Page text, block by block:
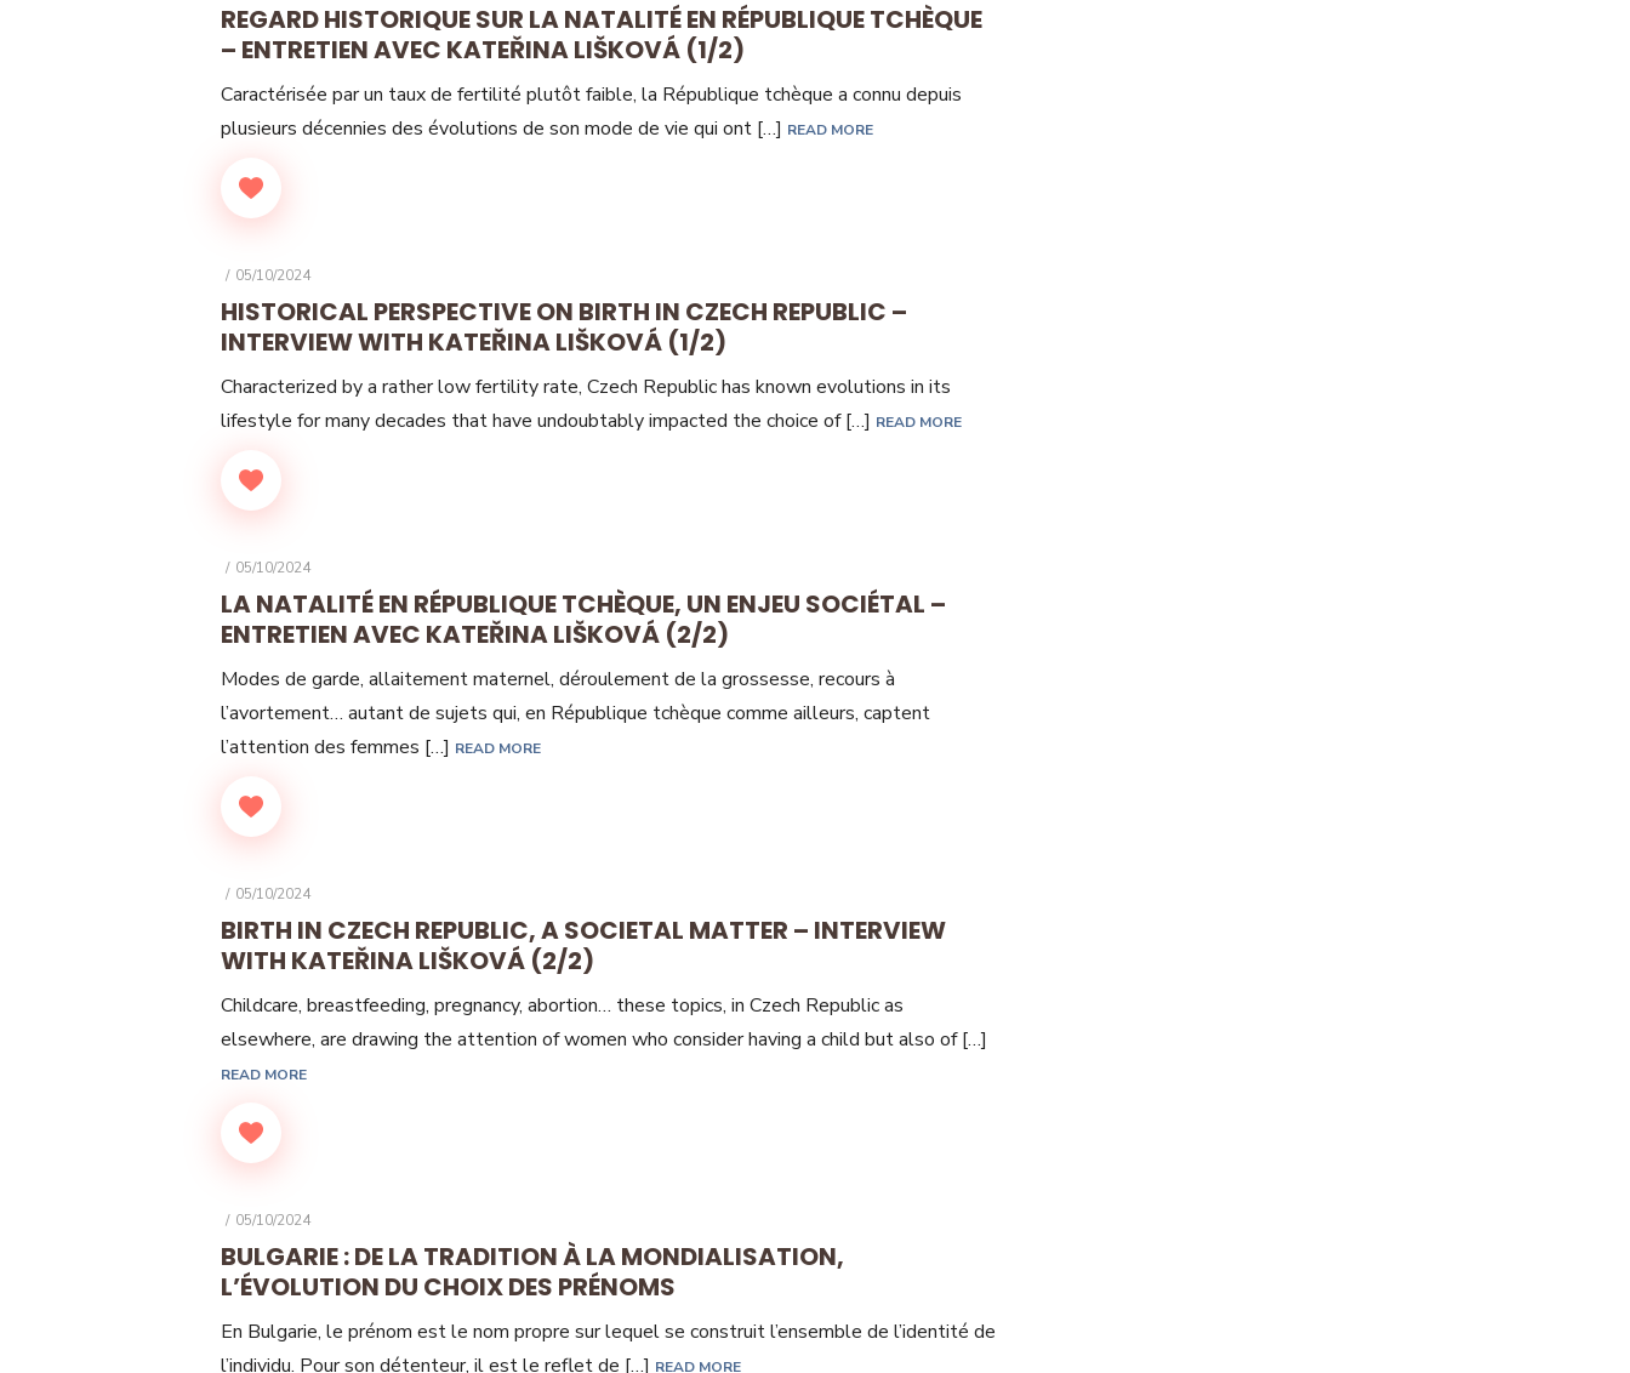
REGARD HISTORIQUE SUR LA NATALITÉ EN RÉPUBLIQUE TCHÈQUE
– ENTRETIEN AVEC KATEŘINA LIŠKOVÁ (1/2)
Caractérisée par un taux de fertilité plutôt faible, la République tchèque a connu depuis
plusieurs décennies des évolutions de son mode de vie qui ont […] READ MORE
POSTED
05/10/2024
HISTORICAL PERSPECTIVE ON BIRTH IN CZECH REPUBLIC –
INTERVIEW WITH KATEŘINA LIŠKOVÁ (1/2)
Characterized by a rather low fertility rate, Czech Republic has known evolutions in its
lifestyle for many decades that have undoubtably impacted the choice of […] READ MORE
POSTED
05/10/2024
LA NATALITÉ EN RÉPUBLIQUE TCHÈQUE, UN ENJEU SOCIÉTAL –
ENTRETIEN AVEC KATEŘINA LIŠKOVÁ (2/2)
Modes de garde, allaitement maternel, déroulement de la grossesse, recours à
l’avortement… autant de sujets qui, en République tchèque comme ailleurs, captent
l’attention des femmes […] READ MORE
POSTED
05/10/2024
BIRTH IN CZECH REPUBLIC, A SOCIETAL MATTER – INTERVIEW
WITH KATEŘINA LIŠKOVÁ (2/2)
Childcare, breastfeeding, pregnancy, abortion… these topics, in Czech Republic as
elsewhere, are drawing the attention of women who consider having a child but also of […]
READ MORE
POSTED
05/10/2024
BULGARIE : DE LA TRADITION À LA MONDIALISATION,
L’ÉVOLUTION DU CHOIX DES PRÉNOMS
En Bulgarie, le prénom est le nom propre sur lequel se construit l’ensemble de l’identité de
l’individu. Pour son détenteur, il est le reflet de […] READ MORE